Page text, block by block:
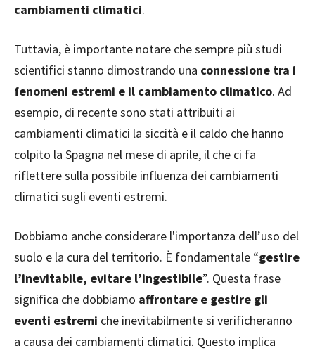
cambiamenti climatici.
Tuttavia, è importante notare che sempre più studi
scientifici stanno dimostrando una connessione tra i
fenomeni estremi e il cambiamento climatico. Ad
esempio, di recente sono stati attribuiti ai
cambiamenti climatici la siccità e il caldo che hanno
colpito la Spagna nel mese di aprile, il che ci fa
riflettere sulla possibile influenza dei cambiamenti
climatici sugli eventi estremi.
Dobbiamo anche considerare l'importanza dell’uso del
suolo e la cura del territorio. È fondamentale “gestire
l’inevitabile, evitare l’ingestibile”. Questa frase
significa che dobbiamo affrontare e gestire gli
eventi estremi che inevitabilmente si verificheranno
a causa dei cambiamenti climatici. Questo implica